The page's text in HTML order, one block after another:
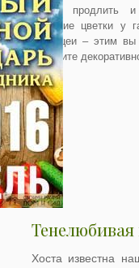
Чтобы продлить и
увядшие цветки у
эхинацеи – этим вы
продлите
Тенелюбивая
Хоста известна